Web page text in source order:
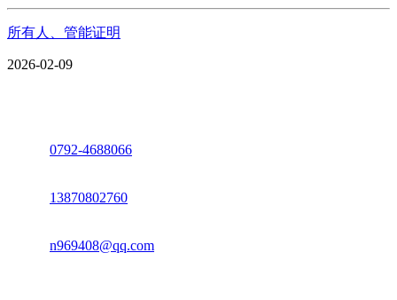
所有人、管能证明
2026-02-09
0792-4688066
13870802760
n969408@qq.com